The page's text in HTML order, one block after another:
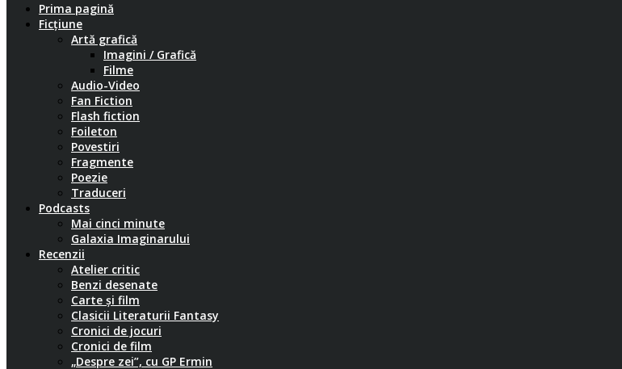
Prima pagină
Ficțiune
Artă grafică
Imagini / Grafică
Filme
Audio-Video
Fan Fiction
Flash fiction
Foileton
Povestiri
Fragmente
Poezie
Traduceri
Podcasts
Mai cinci minute
Galaxia Imaginarului
Recenzii
Atelier critic
Benzi desenate
Carte și film
Clasicii Literaturii Fantasy
Cronici de jocuri
Cronici de film
„Despre zei”, cu GP Ermin